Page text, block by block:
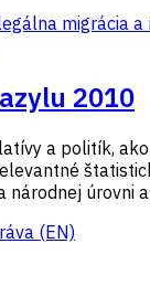
migrácia a
2010
a politík,
(EN)